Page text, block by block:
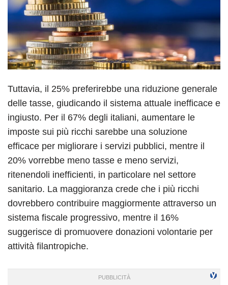
Tuttavia, il 25% preferirebbe una riduzione generale
delle tasse, giudicando il sistema attuale inefficace e
ingiusto. Per il 67% degli italiani, aumentare le
imposte sui più ricchi sarebbe una soluzione
efficace per migliorare i servizi pubblici, mentre il
20% vorrebbe meno tasse e meno servizi,
ritenendoli inefficienti, in particolare nel settore
sanitario. La maggioranza crede che i più ricchi
dovrebbero contribuire maggiormente attraverso un
sistema fiscale progressivo, mentre il 16%
suggerisce di promuovere donazioni volontarie per
attività filantropiche.